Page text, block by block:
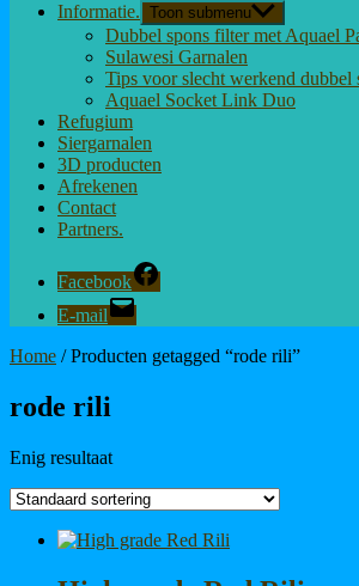
Informatie. Toon submenu
Dubbel spons filter met Aquael
Sulawesi Garnalen
Tips voor slecht werkend dubbel
Aquael Socket Link Duo
Refugium
Siergarnalen
3D producten
Afrekenen
Contact
Partners.
Facebook
E-mail
Home / Producten getagged “rode rili”
rode rili
Enig resultaat